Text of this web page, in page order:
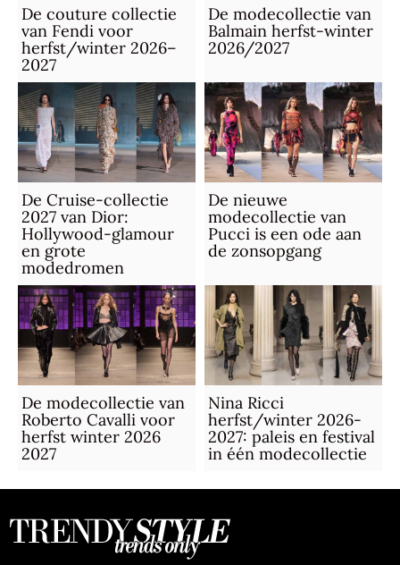
De couture collectie
van Fendi voor
herfst/winter 2026–
2027
De modecollectie van
Balmain herfst-winter
2026/2027
De Cruise-collectie
2027 van Dior:
Hollywood-glamour
en grote
modedromen
De nieuwe
modecollectie van
Pucci is een ode aan
de zonsopgang
De modecollectie van
Roberto Cavalli voor
herfst winter 2026
2027
Nina Ricci
herfst/winter 2026-
2027: paleis en festival
in één modecollectie